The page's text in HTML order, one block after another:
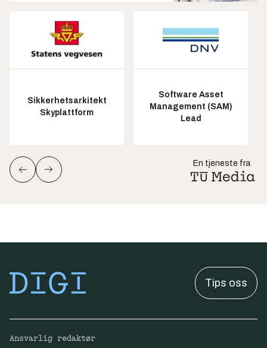
Sikkerhetsarkitekt
Skyplattform
Software Asset
Management (SAM)
Lead
En tjeneste fra
Tips oss
Ansvarlig redaktør